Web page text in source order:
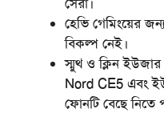
হেভি গেমিংয়ের
বিকল্প নেই।
স্মুথ ও ক্লিন ইউজার
Nord CE5 এবং
ফোনটি বেছে নিতে